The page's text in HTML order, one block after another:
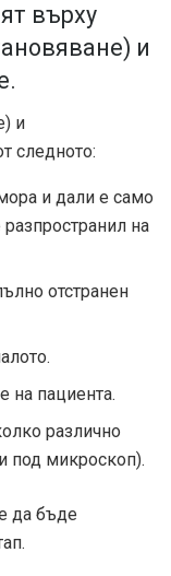
върху
и
и
следното:
и дали е само
на
отстранен
на пациента.
различно
под микроскоп).
да бъде